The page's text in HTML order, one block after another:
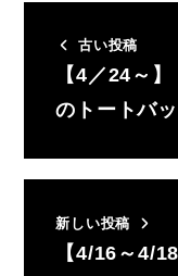
古い投稿
【4／24～
のトートバ
新しい投稿
【4/16～4/